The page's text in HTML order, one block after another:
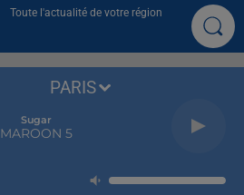
Toute l'actualité de votre région
Sugar
MAROON 5
PARIS